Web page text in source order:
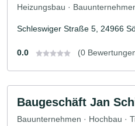
Heizungsbau ·
Schleswiger Straße 5, 24966
0.0 (0
Baugeschäft Jan
Bauunternehmen · Hochbau ·